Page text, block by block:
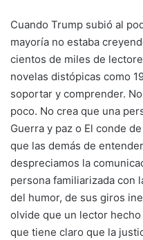
Cuando Trump subió al
mayoría no estaba
cientos de miles de
novelas distópicas como
soportar y comprender.
poco. No crea que una
Guerra y paz o El conde
que las demás de
despreciamos la
persona familiarizada con
del humor, de sus giros
olvide que un lector
que tiene claro que la